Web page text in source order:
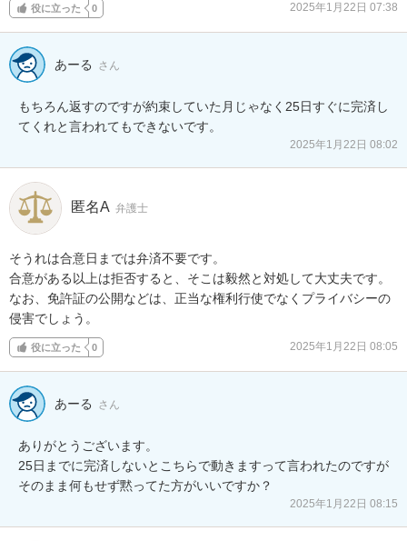
役に立った 0 2025年1月22日 07:38
あーる さん
もちろん返すのですが約束していた月じゃなく25日すぐに完済し
てくれと言われてもできないです。
2025年1月22日 08:02
匿名A 弁護士
そうれは合意日までは弁済不要です。
合意がある以上は拒否すると、そこは毅然と対処して大丈夫です。
なお、免許証の公開などは、正当な権利行使でなくプライバシーの
侵害でしょう。
役に立った 0 2025年1月22日 08:05
あーる さん
ありがとうございます。
25日までに完済しないとこちらで動きますって言われたのですが
そのまま何もせず黙ってた方がいいですか？
2025年1月22日 08:15